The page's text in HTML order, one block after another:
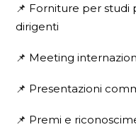
📌 Forniture per studi
dirigenti
📌 Meeting
📌 Presentazioni
📌 Premi e